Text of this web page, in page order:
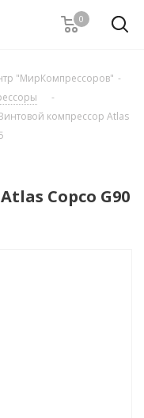
0
"МирКомпрессоров" -
-
компрессор Atlas
Copco G90